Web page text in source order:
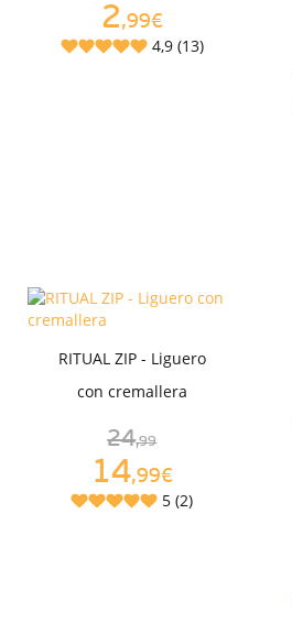
2,99€
4,9 (13)
RITUAL ZIP - Liguero
con cremallera
24,99
14,99€
5 (2)